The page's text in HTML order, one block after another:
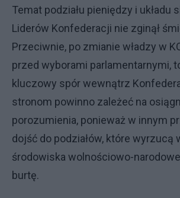
Temat podziału pieniędzy i układu
Liderów Konfederacji nie zginął
Przeciwnie, po zmianie władzy w
przed wyborami parlamentarnymi,
kluczowy spór wewnątrz
stronom powinno zależeć na
porozumienia, ponieważ w innym
dojść do podziałów, które wyrzucą
środowiska wolnościowo-
burtę.